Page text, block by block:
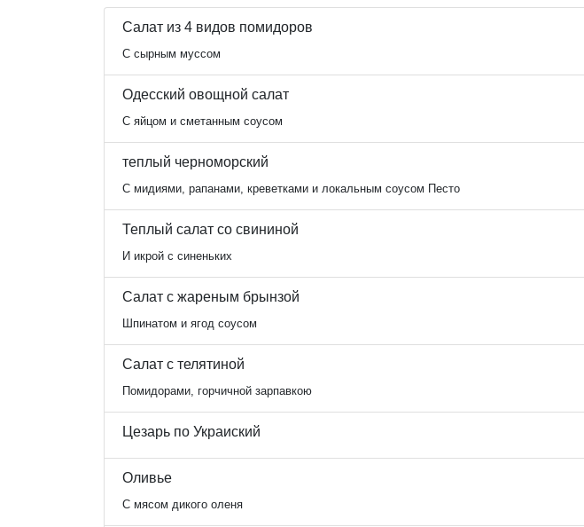
Салат из 4 видов помидоров
С сырным муссом
Одесский овощной салат
С яйцом и сметанным соусом
теплый черноморский
С мидиями, рапанами, креветками и локальным соусом Песто
Теплый салат со свининой
И икрой с синеньких
Салат с жареным брынзой
Шпинатом и ягод соусом
Салат с телятиной
Помидорами, горчичной зарпавкою
Цезарь по Украиский
Оливье
С мясом дикого оленя